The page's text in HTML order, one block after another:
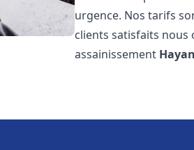
urgence. Nos tarifs
clients satisfaits
assainissement